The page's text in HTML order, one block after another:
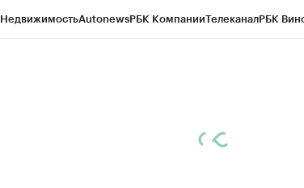
НедвижимостьAutonewsРБК КомпанииТелеканалРБК